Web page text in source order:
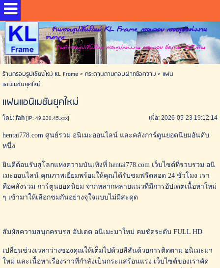
ร้านกรอบรูปเชียงใหม่ KL Frame กรอบลอย กรอบรูปแต่งงาน
ราคาถูก
ร้านทำกรอบรูปเชียงใหม่ กรอบรูปแต่งงาน กรอบลอย อัดภาพ ส่งถึงบ้าน
ร้านกรอบรูปเชียงใหม่ KL Frame> กระดานถามตอบฝากข้อความ> แฟน
แอนิเมชันยุคใหม่
แฟนแอนิเมชันยุคใหม่
โดย:fah [IP: 49.230.45.xxx] เมื่อ: 2026-05-23 19:12:14
hentai778.com ศูนย์รวม อนิเมะออนไลน์ และคลังการ์ตูนยอดนิยมอันดับ
หนึ่ง
ยินดีต้อนรับสู่โลกแห่งความบันเทิงที่ hentai778.com เว็บไซต์ที่รวบรวม อนิ
เมะออนไลน์ คุณภาพเยี่ยมพร้อมให้คุณได้รับชมฟรีตลอด 24 ชั่วโมง เรา
คือคลังรวม การ์ตูนยอดนิยม จากหลากหลายแนวที่มีการอัปเดตเนื้อหาใหม่
ๆ เข้ามาให้เลือกชมกันอย่างจุใจแบบไม่มีสะดุด
สัมผัสความสนุกครบรส อัปเดต อนิเมะมาใหม่ คมชัดระดับ FULL HD
เปลี่ยนช่วงเวลาว่างของคุณให้เต็มไปด้วยสีสันด้วยการติดตาม อนิเมะมา
ใหม่ และเนื้อหาเรื่องราวที่กำลังเป็นกระแสร้อนแรง เว็บไซต์ของเราคัด